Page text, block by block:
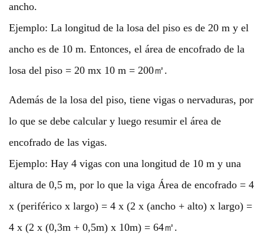
ancho.
Ejemplo: La longitud de la losa del piso es de 20 m y el
ancho es de 10 m. Entonces, el área de encofrado de la
losa del piso = 20 mx 10 m = 200㎡.
Además de la losa del piso, tiene vigas o nervaduras, por
lo que se debe calcular y luego resumir el área de
encofrado de las vigas.
Ejemplo: Hay 4 vigas con una longitud de 10 m y una
altura de 0,5 m, por lo que la viga Área de encofrado = 4
x (periférico x largo) = 4 x (2 x (ancho + alto) x largo) =
4 x (2 x (0,3m + 0,5m) x 10m) = 64㎡.